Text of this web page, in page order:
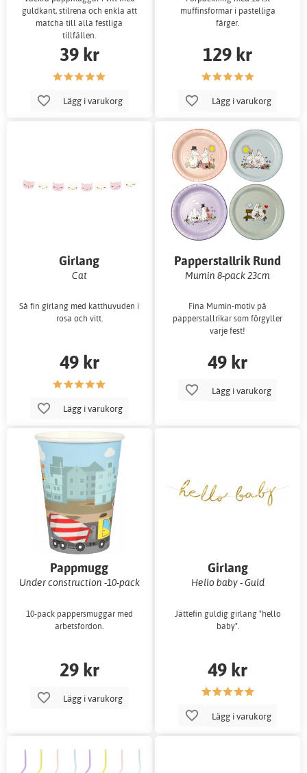
guldkant, stilrena och enkla att
matcha till alla festliga
tillfällen.
39 kr
Lägg i varukorg
muffinsformar i pastelliga
färger.
129 kr
Lägg i varukorg
Girlang
Cat
Så fin girlang med katthuvuden i
rosa och vitt.
49 kr
Lägg i varukorg
Papperstallrik Rund
Mumin 8-pack 23cm
Fina Mumin-motiv på
papperstallrikar som förgyller
varje fest!
49 kr
Lägg i varukorg
Pappmugg
Under construction -10-pack
10-pack pappersmuggar med
arbetsfordon.
29 kr
Lägg i varukorg
Girlang
Hello baby - Guld
Jättefin guldig girlang "hello
baby".
49 kr
Lägg i varukorg